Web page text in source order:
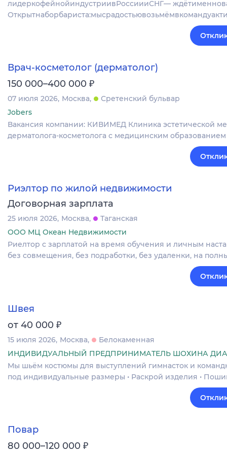
лидеркофейнойиндустриивРоссиииСНГ—
Врач-косметолог (дерматолог)
150 000–400 000 ₽
07 июля 2026 Москва
Сретенский бульвар
Jobers
Вакансия компании: КИВИМЕД Клиника эстетической
дерматолога-косметолога с медицинским
Риэлтор по жилой недвижимости
Договорная зарплата
25 июля 2026 Москва
Таганская
ООО МЦ Океан Недвижимости
Риелтор с зарплатой на время обучения и личным
без совмещения, без подработки, без удаленки, на
Швея
от 40 000 ₽
15 июля 2026 Москва
Белокаменная
ИНДИВИДУАЛЬНЫЙ ПРЕДПРИНИМАТЕЛЬ ШОХИНА
Мы шьём костюмы для выступлений гимнасток и
под индивидуальные размеры • Раскрой изделия •
Повар
80 000–120 000 ₽